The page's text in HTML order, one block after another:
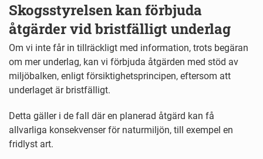
Skogsstyrelsen kan förbjuda
åtgärder vid bristfälligt underlag
Om vi inte får in tillräckligt med information, trots begäran
om mer underlag, kan vi förbjuda åtgärden med stöd av
miljöbalken, enligt försiktighetsprincipen, eftersom att
underlaget är bristfälligt.
Detta gäller i de fall där en planerad åtgärd kan få
allvarliga konsekvenser för naturmiljön, till exempel en
fridlyst art.